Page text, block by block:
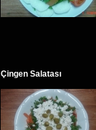
Çingen Salatası